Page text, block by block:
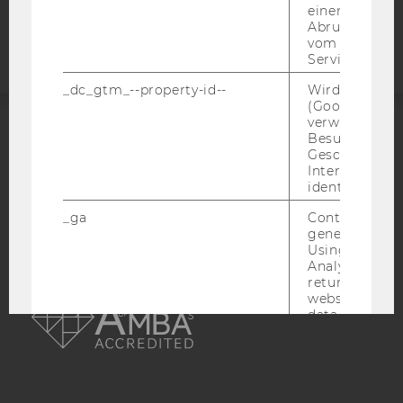
einen Fehler
Abrufen
vom AMP
Service an.
_dc_gtm_--property-id--
Wird von
(Google Tag
verwendet,
Besucher
Geschlecht
Interessen zu
identifizieren.
_ga
Contains a
generated
Using this
Analytics can
returning
website and
data from